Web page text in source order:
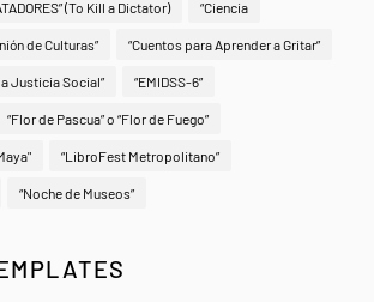
(To Kill a Dictator) “Ciencia
de Culturas” “Cuentos para Aprender a Gritar”
Justicia Social” “EMIDSS-6”
“Flor de Pascua” o “Flor de Fuego”
“LibroFest Metropolitano”
“Noche de Museos”